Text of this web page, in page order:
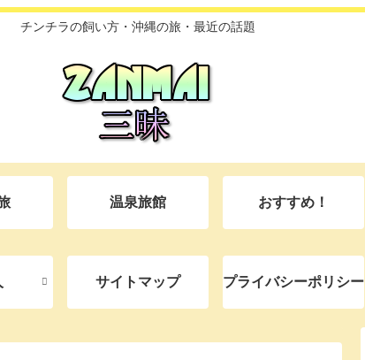
チンチラの飼い方・沖縄の旅・最近の話題
温泉旅館 おすすめ！
サイトマップ プライバシーポリシー